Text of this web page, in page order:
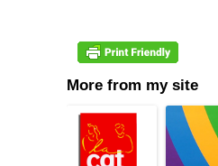
More from my site